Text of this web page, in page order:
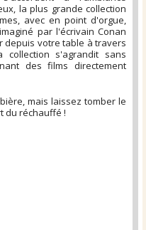
la plus grande collection
avec en point d'orgue,
par l'écrivain Conan
depuis votre table à travers
s'agrandit sans
des films directement
mais laissez tomber le
du réchauffé !